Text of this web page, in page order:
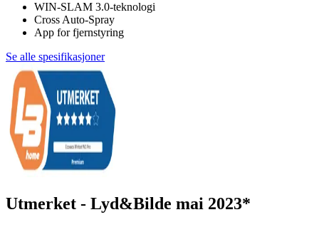
WIN-SLAM 3.0-teknologi
Cross Auto-Spray
App for fjernstyring
Se alle spesifikasjoner
Utmerket - Lyd&Bilde mai 2023*